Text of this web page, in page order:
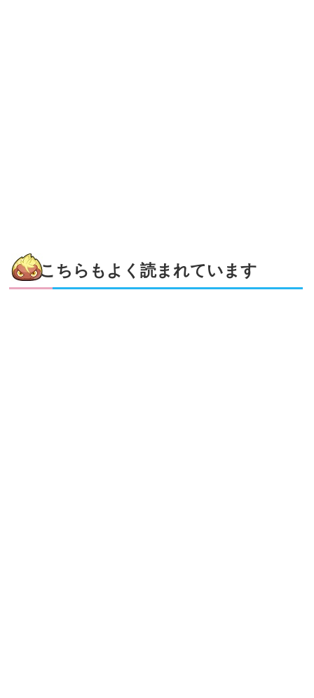
こちらもよく読まれています